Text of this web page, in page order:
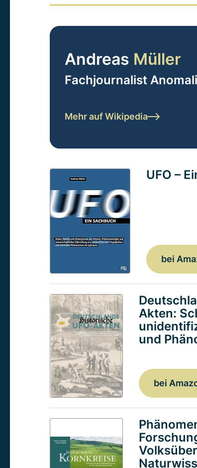
Andreas Müller
Fachjournalist
Mehr auf Wikipedia
UFO –
bei
Akten:
und
bei